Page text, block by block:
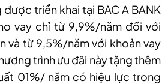
triển khai tại BAC A BANK
vay chỉ từ 9,9%/năm đối với
và từ 9,5%/năm với khoản vay
trình ưu đãi này tặng thêm
01%/ năm có hiệu lực trong